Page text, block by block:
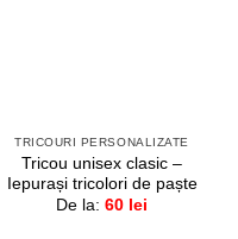
TRICOURI PERSONALIZATE
Tricou unisex clasic –
Iepurași tricolori de paște
De la: 60 lei